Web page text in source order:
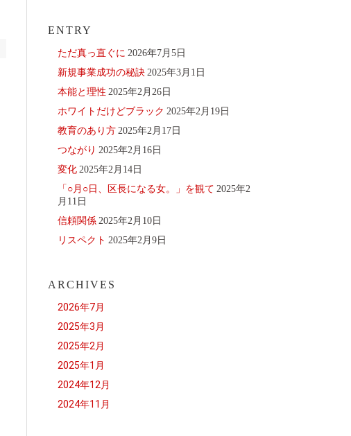
ENTRY
ただ真っ直ぐに 2026年7月5日
新規事業成功の秘訣 2025年3月1日
本能と理性 2025年2月26日
ホワイトだけどブラック 2025年2月19日
教育のあり方 2025年2月17日
つながり 2025年2月16日
変化 2025年2月14日
「○月○日、区長になる女。」を観て 2025年2
月11日
信頼関係 2025年2月10日
リスペクト 2025年2月9日
ARCHIVES
2026年7月
2025年3月
2025年2月
2025年1月
2024年12月
2024年11月